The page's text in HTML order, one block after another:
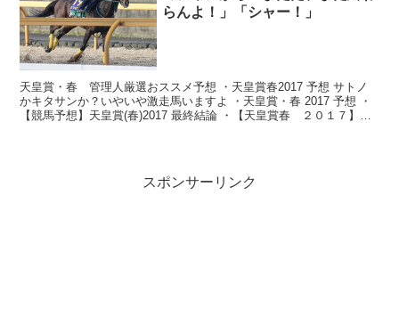
らんよ！」「シャー！」
天皇賞・春 管理人厳選おススメ予想 ・天皇賞春2017 予想 サトノ
かキタサンか？いやいや激走馬いますよ ・天皇賞・春 2017 予想 ・
【競馬予想】天皇賞(春)2017 最終結論 ・【天皇賞春 ２０１７】血
スポンサーリンク